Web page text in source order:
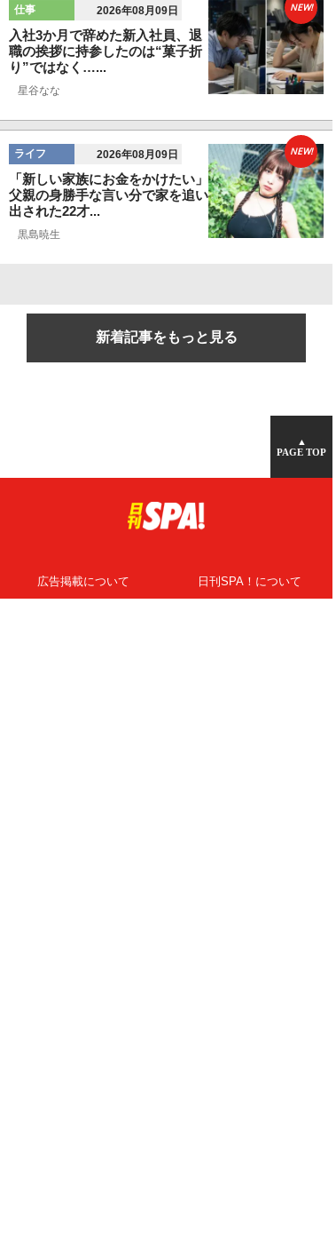
仕事 2026年08月09日
入社3か月で辞めた新入社員、退
職の挨拶に持参したのは“菓子折
り”ではなく…...
星谷なな
NEW!
ライフ 2026年08月09日
「新しい家族にお金をかけたい」
父親の身勝手な言い分で家を追い
出された22才...
黒島暁生
NEW!
新着記事をもっと見る
▲
PAGE TOP
広告掲載について 日刊SPA！について